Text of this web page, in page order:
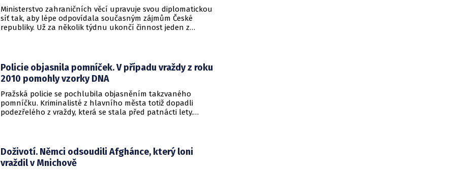
Ministerstvo zahraničních věcí upravuje svou diplomatickou
síť tak, aby lépe odpovídala současným zájmům České
republiky. Už za několik týdnu ukončí činnost jeden z
Policie objasnila pomníček. V případu vraždy z roku
2010 pomohly vzorky DNA
Pražská policie se pochlubila objasněním takzvaného
pomníčku. Kriminalisté z hlavního města totiž dopadli
podezřelého z vraždy, která se stala před patnácti lety.
Doživotí. Němci odsoudili Afghánce, který loni
vraždil v Mnichově